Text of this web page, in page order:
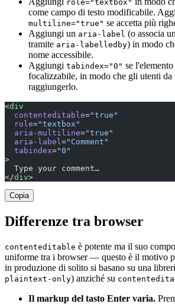
role="textbox"
come campo di testo modificabile.
multiline="true" se accetta più
Aggiungi un aria-label (o associa un
tramite aria-labelledby) in modo
nome accessibile.
Aggiungi tabindex="0" se
focalizzabile, in modo che gli utenti da
raggiungerlo.
<div
  contenteditable
="true"
  role
="textbox"
  aria-multiline
="true"
  aria-label
="Comment"
  tabindex
="0"
>
  Type your comment…
</div>
Copia
Differenze tra browser
contenteditable è potente ma il suo
uniforme tra i browser — questo è il motivo
in produzione di solito si basano su una
plaintext-only) anziché su
Il markup del tasto Enter varia.